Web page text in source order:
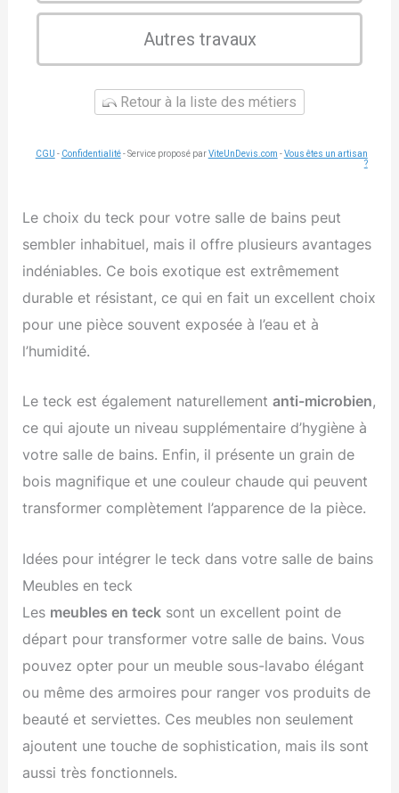
Autres travaux
Retour à la liste des métiers
CGU - Confidentialité- Service proposé parViteUnDevis.com -Vous êtes un artisan
?
Le choix du teck pour votre salle de bains peut
sembler inhabituel, mais il offre plusieurs avantages
indéniables. Ce bois exotique est extrêmement
durable et résistant, ce qui en fait un excellent choix
pour une pièce souvent exposée à l’eau et à
l’humidité.
Le teck est également naturellementanti-microbien,
ce qui ajoute un niveau supplémentaire d’hygiène à
votre salle de bains. Enfin, il présente un grain de
bois magnifique et une couleur chaude qui peuvent
transformer complètement l’apparence de la pièce.
Idées pour intégrer le teck dans votre salle de bains
Meubles en teck
Les meubles en teck sont un excellent point de
départ pour transformer votre salle de bains. Vous
pouvez opter pour un meuble sous-lavabo élégant
ou même des armoires pour ranger vos produits de
beauté et serviettes. Ces meubles non seulement
ajoutent une touche de sophistication, mais ils sont
aussi très fonctionnels.